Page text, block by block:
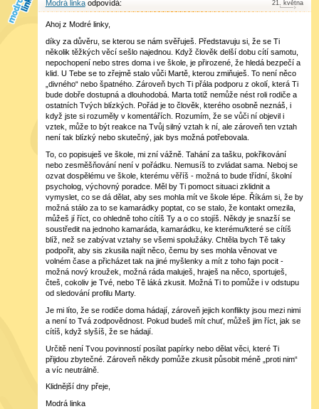
Modrá linka 21. května
Ahoj z Modré linky,
díky za důvěru, se kterou se nám svěřuješ. Představuju si, že se Ti
několik těžkých věcí sešlo najednou. Když člověk delší dobu cítí samotu,
nepochopení nebo stres doma i ve škole, je přirozené, že hledá bezpečí a
klid. U Tebe se to zřejmě stalo vůči Martě, kterou zmiňuješ. To není něco
„divného“ nebo špatného. Zároveň bych Ti přála podporu z okolí, která Ti
bude dobře dostupná a dlouhodobá. Marta totiž nemůže nést roli rodiče a
ostatních Tvých blízkých. Pořád je to člověk, kterého osobně neznáš, i
když jste si rozuměly v komentářích. Rozumím, že se vůči ní objevil i
vztek, může to být reakce na Tvůj silný vztah k ní, ale zároveň ten vztah
není tak blízký nebo skutečný, jak bys možná potřebovala.
To, co popisuješ ve škole, mi zní vážně. Tahání za tašku, pokřikování
nebo zesměšňování není v pořádku. Nemusíš to zvládat sama. Neboj se
ozvat dospělému ve škole, kterému věříš - možná to bude třídní, školní
psycholog, výchovný poradce. Měl by Ti pomoct situaci zklidnit a
vymyslet, co se dá dělat, aby ses mohla mít ve škole lépe. Říkám si, že by
možná stálo za to se kamarádky poptat, co se stalo, že kontakt omezila,
můžeš jí říct, co ohledně toho cítíš Ty a o co stojíš. Někdy je snazší se
soustředit na jednoho kamaráda, kamarádku, ke kterému/které se cítíš
blíž, než se zabývat vztahy se všemi spolužáky. Chtěla bych Tě taky
podpořit, aby sis zkusila najít něco, čemu by ses mohla věnovat ve
volném čase a přicházet tak na jiné myšlenky a mít z toho fajn pocit -
možná nový kroužek, možná ráda maluješ, hraješ na něco, sportuješ,
čteš, cokoliv je Tvé, nebo Tě láká zkusit. Možná Ti to pomůže i v odstupu
od sledování profilu Marty.
Je mi líto, že se rodiče doma hádají, zároveň jejich konflikty jsou mezi nimi
a není to Tvá zodpovědnost. Pokud budeš mít chuť, můžeš jim říct, jak se
cítíš, když slyšíš, že se hádají.
Určitě není Tvou povinností posílat papírky nebo dělat věci, které Ti
přijdou zbytečné. Zároveň někdy pomůže zkusit působit méně „proti nim“
a víc neutrálně.
Klidnější dny přeje,
Modrá linka